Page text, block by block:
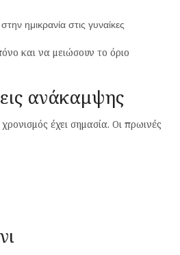
ημικρανία στις γυναίκες
και να μειώσουν το όριο
ανάκαμψης
έχει σημασία. Οι πρωινές